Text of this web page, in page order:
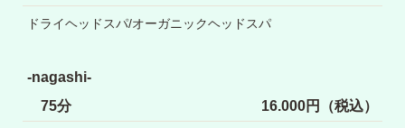
ドライヘッドスパ/オーガニックヘッドスパ
-nagashi-
75分
16.000円（税込）